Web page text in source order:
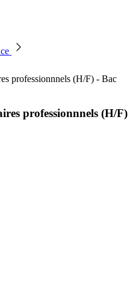
professionnnels (H/F) - Bac
professionnnels (H/F)